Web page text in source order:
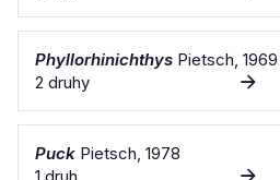
Phyllorhinichthys Pietsch, 1969
2 druhy
Puck Pietsch, 1978